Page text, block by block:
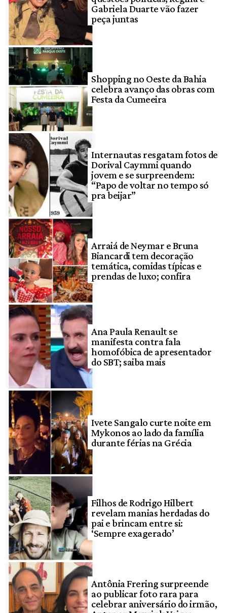
Gabriela Duarte vão fazer
peça juntas
Shopping no Oeste da Bahia
celebra avanço das obras com
Festa da Cumeeira
Internautas resgatam fotos de
Dorival Caymmi quando
jovem e se surpreendem:
“Papo de voltar no tempo só
pra beijar”
Arraiá de Neymar e Bruna
Biancardi tem decoração
temática, comidas típicas e
prendas de luxo; confira
Ana Paula Renault se
manifesta contra fala
homofóbica de apresentador
do SBT; saiba mais
Ivete Sangalo curte noite em
Mykonos ao lado da família
durante férias na Grécia
Filhos de Rodrigo Hilbert
revelam manias herdadas do
pai e brincam entre si:
‘Sempre exagerado’
Antônia Frering surpreende
ao publicar foto rara para
celebrar aniversário do irmão,